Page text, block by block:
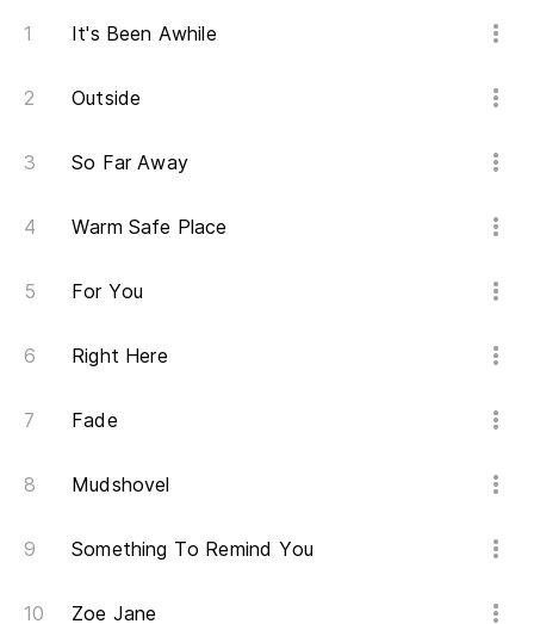
It's Been Awhile
Outside
So Far Away
Warm Safe Place
For You
Right Here
Fade
Mudshovel
Something To Remind You
Zoe Jane